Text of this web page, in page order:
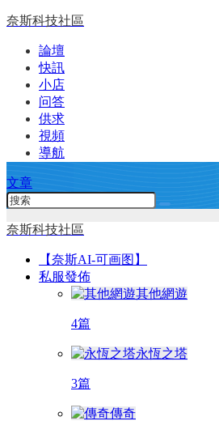
奈斯科技社區
論壇
快訊
小店
问答
供求
視頻
導航
文章
奈斯科技社區
【奈斯AI-可画图】
私服發佈
其他網遊
4篇
永恆之塔
3篇
傳奇